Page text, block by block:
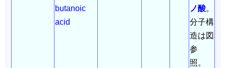
butanoic
acid
ノ酸。
分子構
造は図
参
照。